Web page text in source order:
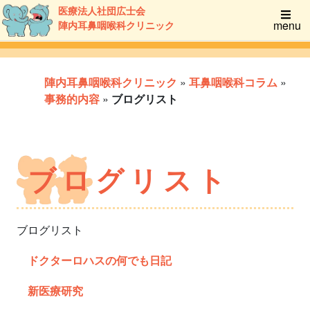
医療法人社団広士会
陣内耳鼻咽喉科クリニック
menu
陣内耳鼻咽喉科クリニック » 耳鼻咽喉科コラム »
事務的内容 » ブログリスト
ブログリスト
ブログリスト
ドクターロハスの何でも日記
新医療研究